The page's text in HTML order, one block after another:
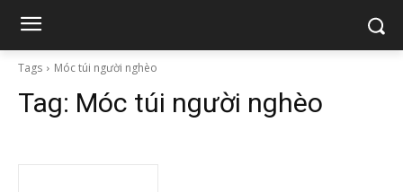
Tags Móc túi người nghèo
Tag: Móc túi người nghèo